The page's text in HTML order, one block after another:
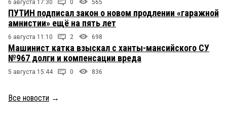
6 августа 17:30 0 565
ПУТИН подписал закон о новом продлении «гаражной
амнистии» ещё на пять лет
6 августа 11:10 2 698
Машинист катка взыскал с ханты-мансийского СУ
№967 долги и компенсации вреда
5 августа 15:44 0 836
Все новости →